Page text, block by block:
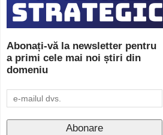
Abonați-vă la newsletter pentru
a primi cele mai noi știri din
domeniu